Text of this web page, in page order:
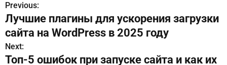
Н
а
в
Previous:
Лучшие плагины для ускорения загрузки
сайта на WordPress в 2025 году
Next:
Топ-5 ошибок при запуске сайта и как их